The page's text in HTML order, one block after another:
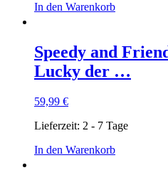
In den Warenkorb
Speedy and
Lucky der …
59,99 €
Lieferzeit: 2 - 7 Tage
In den Warenkorb